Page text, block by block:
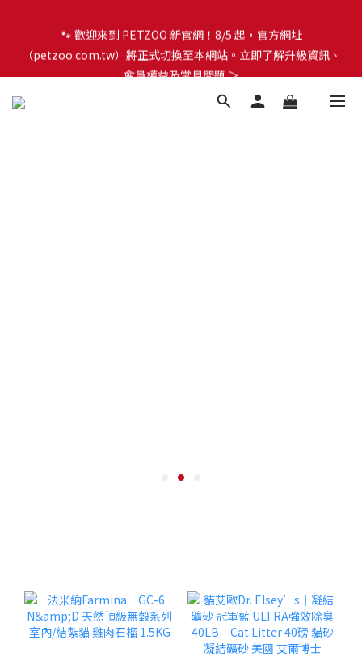
（petzoo.com.tw）將正式切換至本網站。立即了解升級資訊、
會員權益及常見問題 ＞
（petzoo.com.tw）將正式切換至本網站。立即了解升級資訊、
會員權益及常見問題 ＞
✨【新朋友見面禮】現在註冊即領 $100 購物金！全館滿 $1,500 享